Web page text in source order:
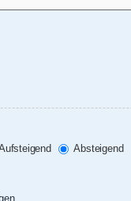
Absteigend